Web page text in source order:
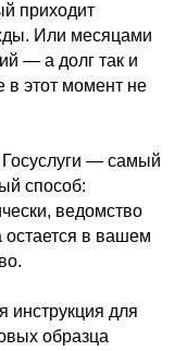
приходит
Или месяцами
— а долг так и
в этот момент не
Госуслуги — самый
способ:
ведомство
остается в вашем
инструкция для
образца